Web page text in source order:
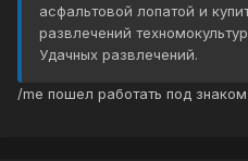
асфальтовой лопатой и
развлечений
Удачных развлечений.
/me пошел работать под